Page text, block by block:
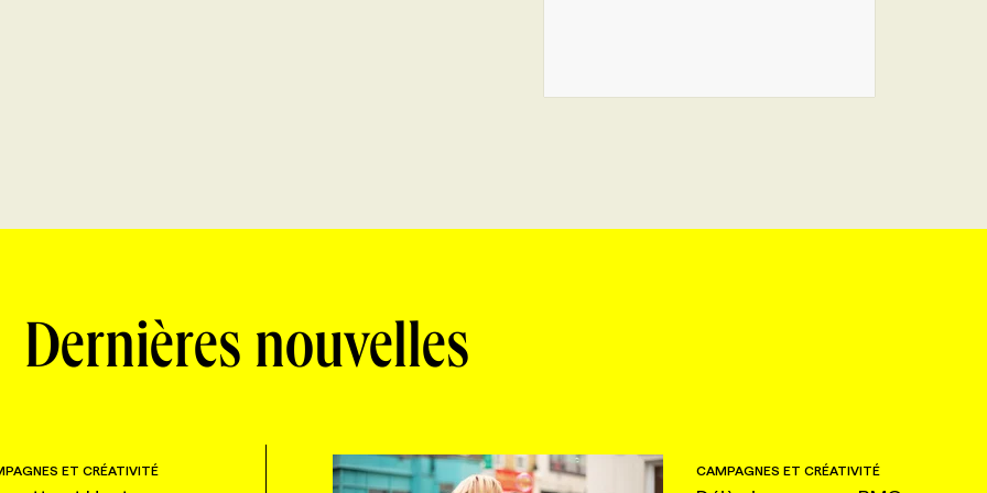
Dernières nouvelles
ET CRÉATIVITÉ CAMPAGNES ET CRÉATIVITÉ